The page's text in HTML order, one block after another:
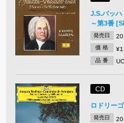
J.S.バッハ
～第3番
発売日
価 格
品 番
CD
ロドリー
発売日